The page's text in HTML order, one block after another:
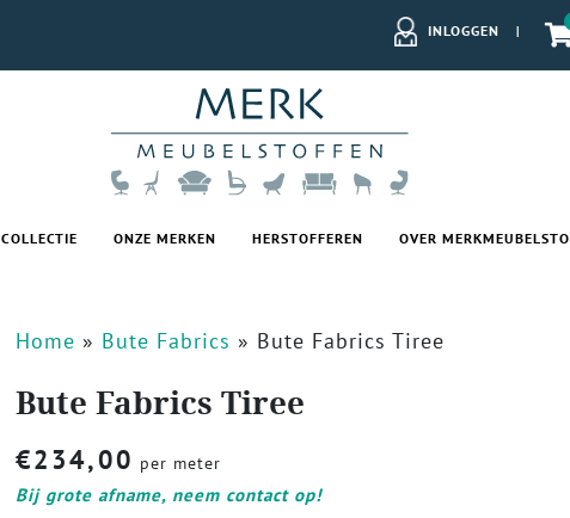
INLOGGEN |
COLLECTIE ONZE MERKEN HERSTOFFEREN OVER
Home » Bute Fabrics » Bute Fabrics Tiree
Bute Fabrics Tiree
€234,00 per meter
Bij grote afname, neem contact op!